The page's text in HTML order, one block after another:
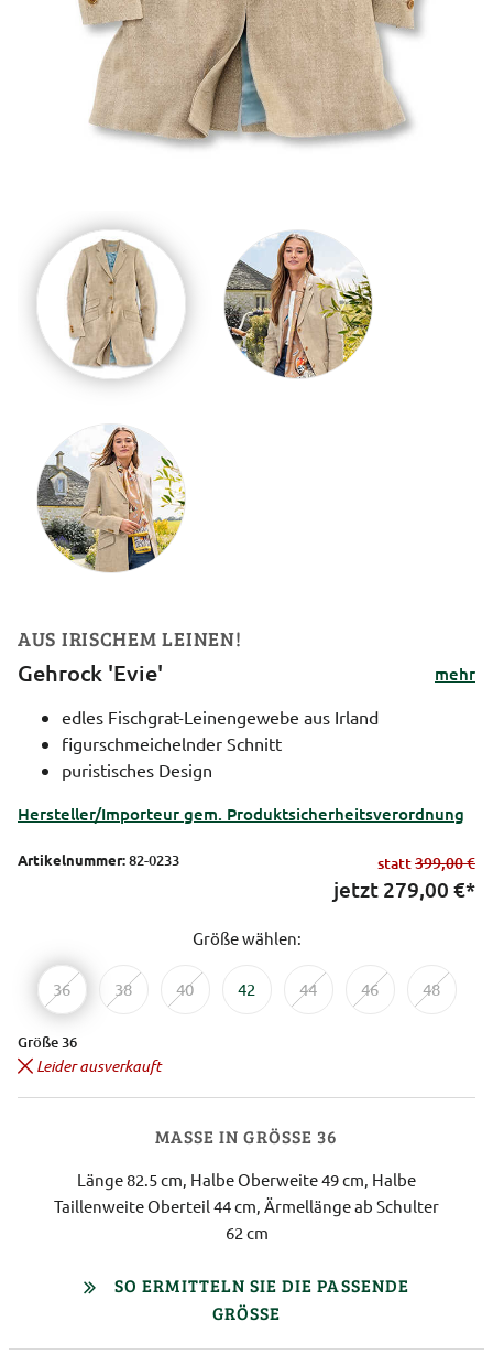
AUS IRISCHEM LEINEN!
Gehrock 'Evie'
mehr
edles Fischgrat-Leinengewebe aus Irland
figurschmeichelnder Schnitt
puristisches Design
Hersteller/Importeur gem. Produktsicherheitsverordnung
Artikelnummer:82-0233 statt399,00 €
jetzt 279,00 €*
Größe wählen:
36 38 40 42 44 46 48
Größe 36
Leider ausverkauft
MASSE IN GRÖSSE 36
Länge 82.5 cm, Halbe Oberweite 49 cm, Halbe
Taillenweite Oberteil 44 cm, Ärmellänge ab Schulter
62 cm
SO ERMITTELN SIE DIE PASSENDE
GRÖSSE